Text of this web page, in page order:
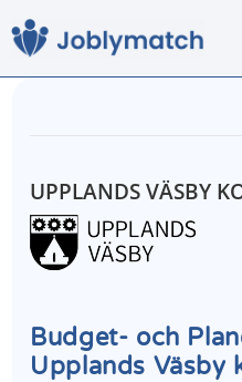
UPPLANDS VÄSBY
Budget- och
Upplands Väsby